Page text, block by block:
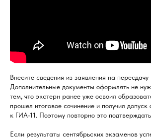
Внесите сведения из заявления на
Дополнительные документы оформлять не
тем, что экстерн ранее уже освоил
прошел итоговое сочинение и получил
к ГИА-11. Поэтому повторно это
Если результаты сентябрьских экзаменов